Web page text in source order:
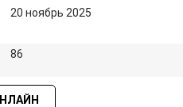
20 ноябрь 2025
86